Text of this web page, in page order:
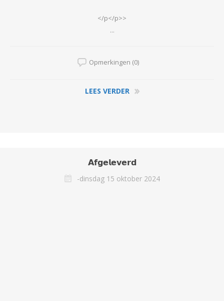
</p</p>>
...
Opmerkingen (0)
LEES VERDER
𝗔𝗳𝗴𝗲𝗹𝗲𝘃𝗲𝗿𝗱
-dinsdag 15 oktober 2024